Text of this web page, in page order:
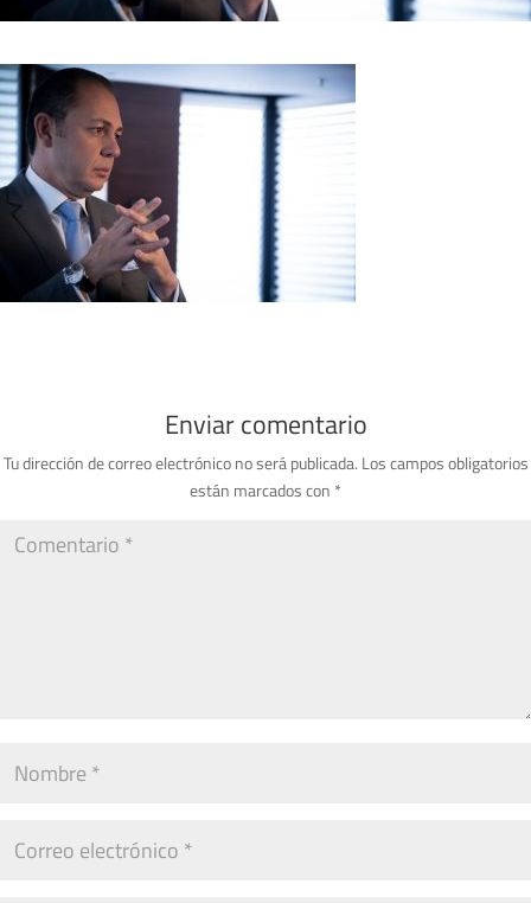
Enviar comentario
Tu dirección de correo electrónico no será publicada. Los campos obligatorios
están marcados con *